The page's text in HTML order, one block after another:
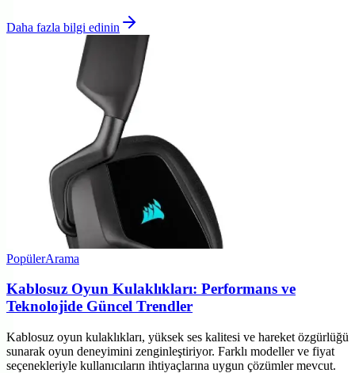
Daha fazla bilgi edinin
PopülerArama
Kablosuz Oyun Kulaklıkları: Performans ve
Teknolojide Güncel Trendler
Kablosuz oyun kulaklıkları, yüksek ses kalitesi ve hareket özgürlüğü
sunarak oyun deneyimini zenginleştiriyor. Farklı modeller ve fiyat
seçenekleriyle kullanıcıların ihtiyaçlarına uygun çözümler mevcut.